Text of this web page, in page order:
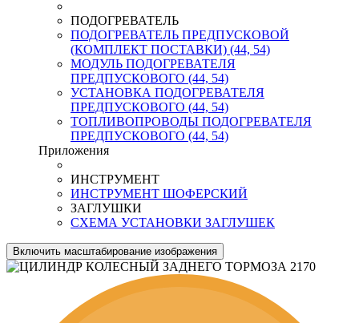
ПОДОГРЕВАТЕЛЬ
ПОДОГРЕВАТЕЛЬ ПРЕДПУСКОВОЙ
(КОМПЛЕКТ ПОСТАВКИ) (44, 54)
МОДУЛЬ ПОДОГРЕВАТЕЛЯ
ПРЕДПУСКОВОГО (44, 54)
УСТАНОВКА ПОДОГРЕВАТЕЛЯ
ПРЕДПУСКОВОГО (44, 54)
ТОПЛИВОПРОВОДЫ ПОДОГРЕВАТЕЛЯ
ПРЕДПУСКОВОГО (44, 54)
Приложения
ИНСТРУМЕНТ
ИНСТРУМЕНТ ШОФЕРСКИЙ
ЗАГЛУШКИ
СХЕМА УСТАНОВКИ ЗАГЛУШЕК
Включить масштабирование изображения